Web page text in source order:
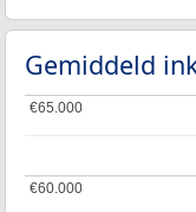
Gemiddeld
€60.000
€60.000
€65.000
€65.000